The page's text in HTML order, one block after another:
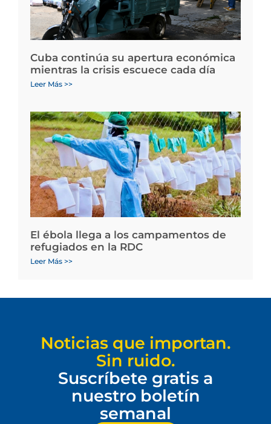
Cuba continúa su apertura económica
mientras la crisis escuece cada día
Leer Más >>
El ébola llega a los campamentos de
refugiados en la RDC
Leer Más >>
Noticias que importan.
Sin ruido.
Suscríbete gratis a
nuestro boletín
semanal